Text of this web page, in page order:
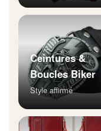
Ceintures &
Boucles Biker
Style affirmé